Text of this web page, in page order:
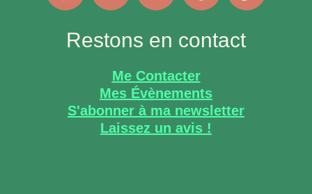
Restons en contact
Me Contacter
Mes Évènements
S'abonner à ma newsletter
Laissez un avis !